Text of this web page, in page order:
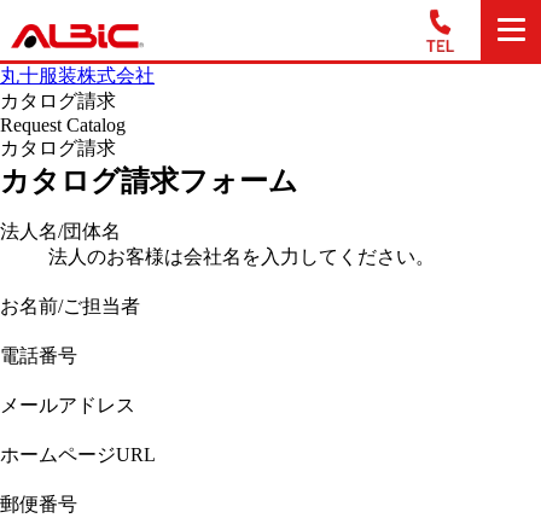
丸十服装株式会社
カタログ請求
Request Catalog
カタログ請求
カタログ請求フォーム
法人名/団体名
法人のお客様は会社名を入力してください。
お名前/ご担当者
電話番号
メールアドレス
ホームページURL
郵便番号